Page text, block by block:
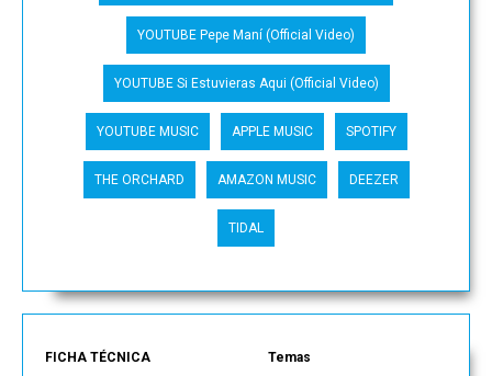
YOUTUBE Pepe Maní (Official Video)
YOUTUBE Si Estuvieras Aqui (Official Video)
YOUTUBE MUSIC APPLE MUSIC SPOTIFY
THE ORCHARD AMAZON MUSIC DEEZER
TIDAL
FICHA TÉCNICA
Temas